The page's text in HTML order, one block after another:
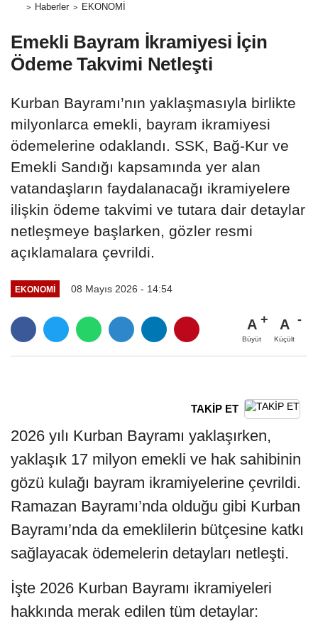
Haberler EKONOMİ
Emekli Bayram İkramiyesi İçin
Ödeme Takvimi Netleşti
Kurban Bayramı’nın yaklaşmasıyla birlikte
milyonlarca emekli, bayram ikramiyesi
ödemelerine odaklandı. SSK, Bağ-Kur ve
Emekli Sandığı kapsamında yer alan
vatandaşların faydalanacağı ikramiyelere
ilişkin ödeme takvimi ve tutara dair detaylar
netleşmeye başlarken, gözler resmi
açıklamalara çevrildi.
EKONOMİ 08 Mayıs 2026 - 14:54
A
Büyüt
A
Küçült
TAKİP ET
2026 yılı Kurban Bayramı yaklaşırken,
yaklaşık 17 milyon emekli ve hak sahibinin
gözü kulağı bayram ikramiyelerine çevrildi.
Ramazan Bayramı’nda olduğu gibi Kurban
Bayramı’nda da emeklilerin bütçesine katkı
sağlayacak ödemelerin detayları netleşti.
İşte 2026 Kurban Bayramı ikramiyeleri
hakkında merak edilen tüm detaylar: